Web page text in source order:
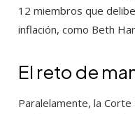
12 miembros que
inflación, como Beth
El reto de
Paralelamente, la